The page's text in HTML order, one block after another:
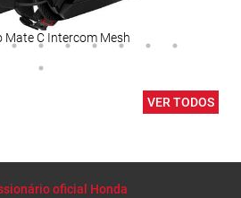
Mate C Intercom Mesh
VER TODOS
oficial Honda